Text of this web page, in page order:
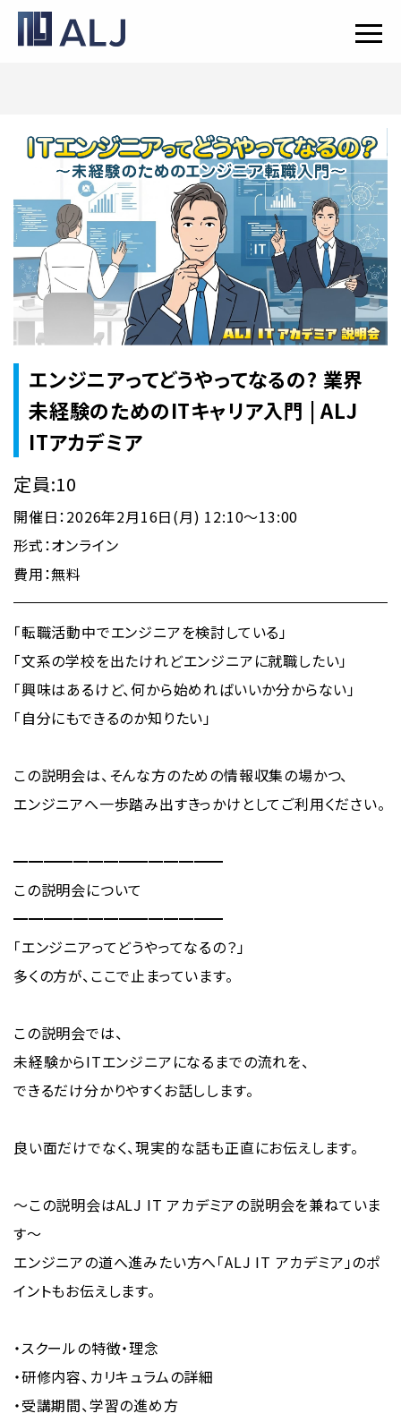
エンジニアってどうやってなるの? 業界
未経験のためのITキャリア入門 | ALJ
ITアカデミア
定員:10
開催日：2026年2月16日(月) 12:10～13:00
形式：オンライン
費用：無料
「転職活動中でエンジニアを検討している」
「文系の学校を出たけれどエンジニアに就職したい」
「興味はあるけど、何から始めればいいか分からない」
「自分にもできるのか知りたい」
この説明会は、そんな方のための情報収集の場かつ、
エンジニアへ一歩踏み出すきっかけとしてご利用ください。
━━━━━━━━━━━━━━
この説明会について
━━━━━━━━━━━━━━
「エンジニアってどうやってなるの？」
多くの方が、ここで止まっています。
この説明会では、
未経験からITエンジニアになるまでの流れを、
できるだけ分かりやすくお話しします。
良い面だけでなく、現実的な話も正直にお伝えします。
〜この説明会はALJ IT アカデミアの説明会を兼ねていま
す〜
エンジニアの道へ進みたい方へ「ALJ IT アカデミア」のポ
イントもお伝えします。
・スクールの特徴・理念
・研修内容、カリキュラムの詳細
・受講期間、学習の進め方